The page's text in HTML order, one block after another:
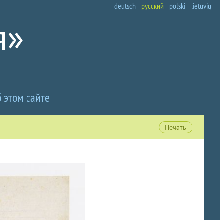
deutsch русский polski lietuvių
этом сайте
Печать